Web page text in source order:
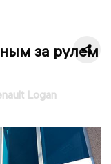
за рулем
Logan